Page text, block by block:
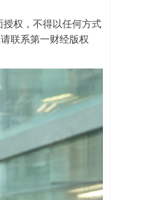
权，不得以任何方式
联系第一财经版权